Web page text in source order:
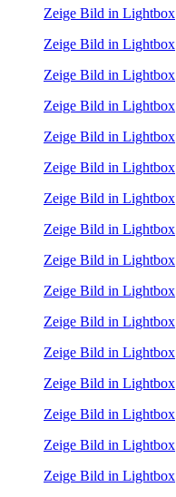
Zeige Bild in Lightbox
Zeige Bild in Lightbox
Zeige Bild in Lightbox
Zeige Bild in Lightbox
Zeige Bild in Lightbox
Zeige Bild in Lightbox
Zeige Bild in Lightbox
Zeige Bild in Lightbox
Zeige Bild in Lightbox
Zeige Bild in Lightbox
Zeige Bild in Lightbox
Zeige Bild in Lightbox
Zeige Bild in Lightbox
Zeige Bild in Lightbox
Zeige Bild in Lightbox
Zeige Bild in Lightbox